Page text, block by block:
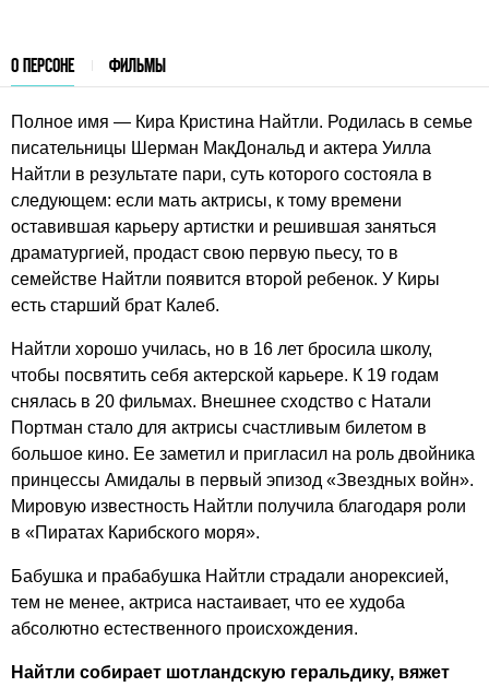
О ПЕРСОНЕ ФИЛЬМЫ
Полное имя — Кира Кристина Найтли. Родилась в семье
писательницы Шерман МакДональд и актера Уилла
Найтли в результате пари, суть которого состояла в
следующем: если мать актрисы, к тому времени
оставившая карьеру артистки и решившая заняться
драматургией, продаст свою первую пьесу, то в
семействе Найтли появится второй ребенок. У Киры
есть старший брат Калеб.
Найтли хорошо училась, но в 16 лет бросила школу,
чтобы посвятить себя актерской карьере. К 19 годам
снялась в 20 фильмах. Внешнее сходство с Натали
Портман стало для актрисы счастливым билетом в
большое кино. Ее заметил и пригласил на роль двойника
принцессы Амидалы в первый эпизод «Звездных войн».
Мировую известность Найтли получила благодаря роли
в «Пиратах Карибского моря».
Бабушка и прабабушка Найтли страдали анорексией,
тем не менее, актриса настаивает, что ее худоба
абсолютно естественного происхождения.
Найтли собирает шотландскую геральдику, вяжет